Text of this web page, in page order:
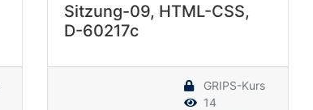
Sitzung-09, HTML-CSS,
D-60217c
GRIPS-Kurs
14